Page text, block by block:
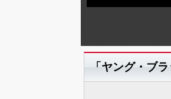
「ヤング・ブ